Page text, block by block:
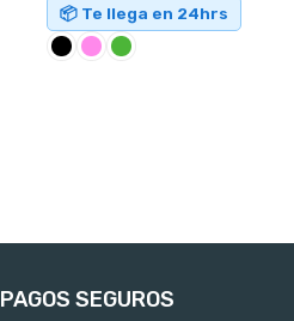
📦 Te llega en 24hrs
PAGOS SEGUROS